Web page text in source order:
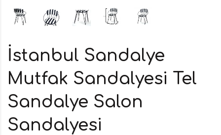
İstanbul Sandalye
Mutfak Sandalyesi Tel
Sandalye Salon
Sandalyesi